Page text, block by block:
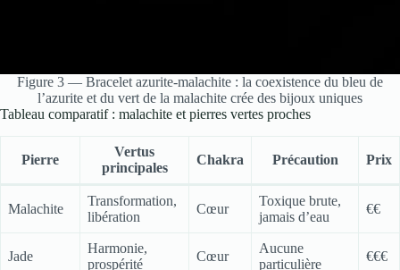
Figure 3 — Bracelet azurite-malachite : la coexistence du bleu de
l’azurite et du vert de la malachite crée des bijoux uniques
Tableau comparatif : malachite et pierres vertes proches
Pierre
Vertus
principales
Chakra Précaution Prix
Malachite
Transformation,
libération
Cœur
Toxique brute,
jamais d’eau
€€
Jade
Harmonie,
prospérité
Cœur
Aucune
particulière
€€€